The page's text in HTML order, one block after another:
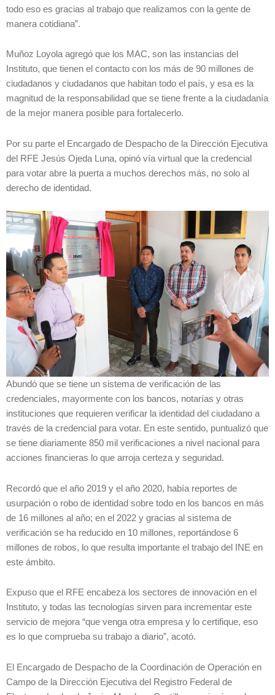
todo eso es gracias al trabajo que realizamos con la gente de
manera cotidiana”.
Muñoz Loyola agregó que los MAC, son las instancias del
Instituto, que tienen el contacto con los más de 90 millones de
ciudadanos y ciudadanos que habitan todo el país, y esa es la
magnitud de la responsabilidad que se tiene frente a la ciudadanía
de la mejor manera posible para fortalecerlo.
Por su parte el Encargado de Despacho de la Dirección Ejecutiva
del RFE Jesús Ojeda Luna, opinó vía virtual que la credencial
para votar abre la puerta a muchos derechos más, no solo al
derecho de identidad.
Abundó que se tiene un sistema de verificación de las
credenciales, mayormente con los bancos, notarías y otras
instituciones que requieren verificar la identidad del ciudadano a
través de la credencial para votar. En este sentido, puntualizó que
se tiene diariamente 850 mil verificaciones a nivel nacional para
acciones financieras lo que arroja certeza y seguridad.
Recordó que el año 2019 y el año 2020, había reportes de
usurpación o robo de identidad sobre todo en los bancos en más
de 16 millones al año; en el 2022 y gracias al sistema de
verificación se ha reducido en 10 millones, reportándose 6
millones de robos, lo que resulta importante el trabajo del INE en
este ámbito.
Expuso que el RFE encabeza los sectores de innovación en el
Instituto, y todas las tecnologías sirven para incrementar este
servicio de mejora “que venga otra empresa y lo certifique, eso
es lo que comprueba su trabajo a diario”, acotó.
El Encargado de Despacho de la Coordinación de Operación en
Campo de la Dirección Ejecutiva del Registro Federal de